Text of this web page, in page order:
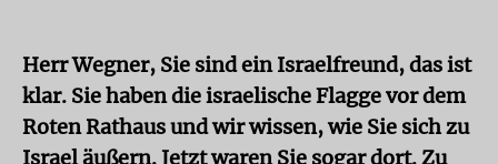
Herr Wegner, Sie sind ein Israelfreund, das ist
klar. Sie haben die israelische Flagge vor dem
Roten Rathaus und wir wissen, wie Sie sich zu
Israel äußern. Jetzt waren Sie sogar dort. Zu